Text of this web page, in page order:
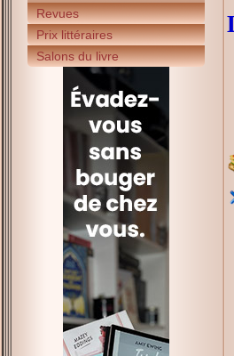
Revues
Prix littéraires
Salons du livre